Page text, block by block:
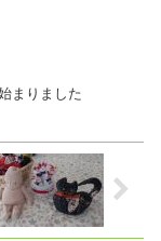
まりました